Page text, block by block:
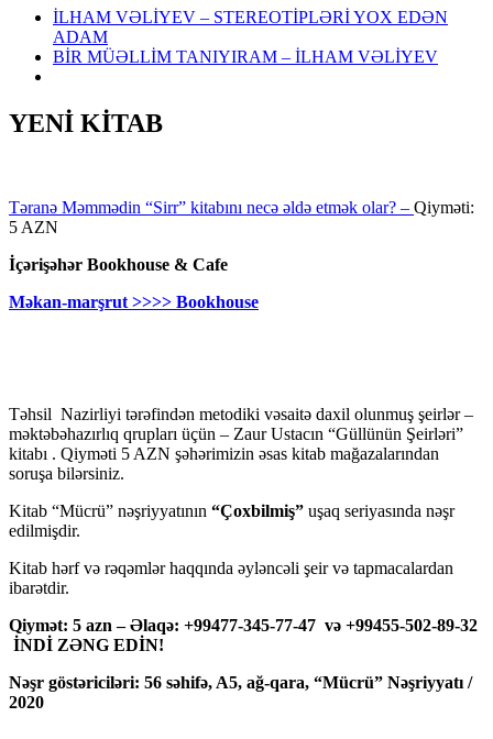
İLHAM VƏLİYEV – STEREOTİPLƏRİ YOX EDƏN
ADAM
BİR MÜƏLLİM TANIYIRAM – İLHAM VƏLİYEV
YENİ KİTAB
Təranə Məmmədin “Sirr” kitabını necə əldə etmək olar? – Qiyməti:
5 AZN
İçərişəhər Bookhouse & Cafe
Məkan-marşrut >>>> Bookhouse
Təhsil Nazirliyi tərəfindən metodiki vəsaitə daxil olunmuş şeirlər –
məktəbəhazırlıq qrupları üçün – Zaur Ustacın “Güllünün Şeirləri”
kitabı . Qiyməti 5 AZN şəhərimizin əsas kitab mağazalarından
soruşa bilərsiniz.
Kitab “Mücrü” nəşriyyatının “Çoxbilmiş” uşaq seriyasında nəşr
edilmişdir.
Kitab hərf və rəqəmlər haqqında əyləncəli şeir və tapmacalardan
ibarətdir.
Qiymət: 5 azn – Əlaqə: +99477-345-77-47 və +99455-502-89-32
İNDİ ZƏNG EDİN!
Nəşr göstəriciləri: 56 səhifə, A5, ağ-qara, “Mücrü” Nəşriyyatı /
2020